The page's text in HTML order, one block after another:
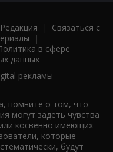
Редакция | Связаться с
|
в сфере
данных
рекламы
помните о том, что
могут задеть чувства
косвенно имеющих
которые
будут